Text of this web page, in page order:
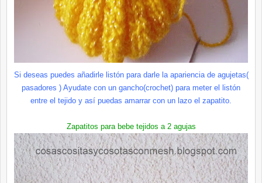
Si deseas puedes añadirle listón para darle la apariencia de agujetas(
pasadores ) Ayudate con un gancho(crochet) para meter el listón
entre el tejido y así puedas amarrar con un lazo el zapatito.
Zapatitos para bebe tejidos a 2 agujas